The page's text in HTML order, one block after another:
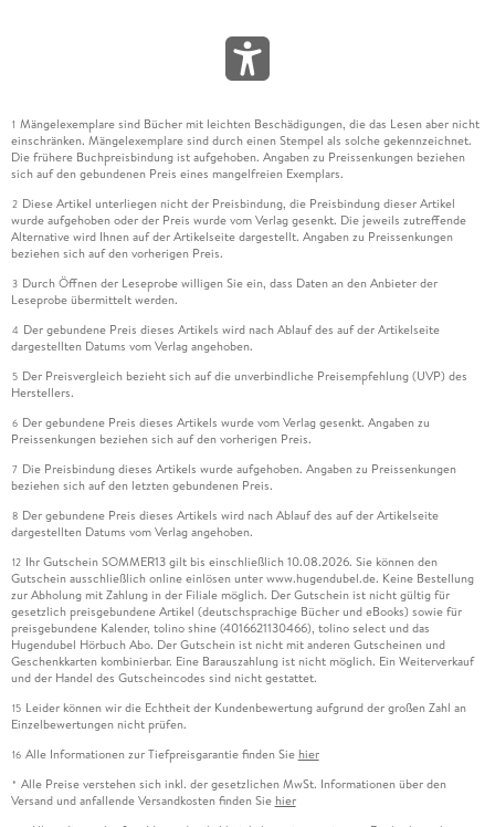
1 Mängelexemplare sind Bücher mit leichten Beschädigungen, die das Lesen aber nicht
einschränken. Mängelexemplare sind durch einen Stempel als solche gekennzeichnet.
Die frühere Buchpreisbindung ist aufgehoben. Angaben zu Preissenkungen beziehen
sich auf den gebundenen Preis eines mangelfreien Exemplars.
2 Diese Artikel unterliegen nicht der Preisbindung, die Preisbindung dieser Artikel
wurde aufgehoben oder der Preis wurde vom Verlag gesenkt. Die jeweils zutreffende
Alternative wird Ihnen auf der Artikelseite dargestellt. Angaben zu Preissenkungen
beziehen sich auf den vorherigen Preis.
3 Durch Öffnen der Leseprobe willigen Sie ein, dass Daten an den Anbieter der
Leseprobe übermittelt werden.
4 Der gebundene Preis dieses Artikels wird nach Ablauf des auf der Artikelseite
dargestellten Datums vom Verlag angehoben.
5 Der Preisvergleich bezieht sich auf die unverbindliche Preisempfehlung (UVP) des
Herstellers.
6 Der gebundene Preis dieses Artikels wurde vom Verlag gesenkt. Angaben zu
Preissenkungen beziehen sich auf den vorherigen Preis.
7 Die Preisbindung dieses Artikels wurde aufgehoben. Angaben zu Preissenkungen
beziehen sich auf den letzten gebundenen Preis.
8 Der gebundene Preis dieses Artikels wird nach Ablauf des auf der Artikelseite
dargestellten Datums vom Verlag angehoben.
12 Ihr Gutschein SOMMER13 gilt bis einschließlich 10.08.2026. Sie können den
Gutschein ausschließlich online einlösen unter www.hugendubel.de. Keine Bestellung
zur Abholung mit Zahlung in der Filiale möglich. Der Gutschein ist nicht gültig für
gesetzlich preisgebundene Artikel (deutschsprachige Bücher und eBooks) sowie für
preisgebundene Kalender, tolino shine (4016621130466), tolino select und das
Hugendubel Hörbuch Abo. Der Gutschein ist nicht mit anderen Gutscheinen und
Geschenkkarten kombinierbar. Eine Barauszahlung ist nicht möglich. Ein Weiterverkauf
und der Handel des Gutscheincodes sind nicht gestattet.
15 Leider können wir die Echtheit der Kundenbewertung aufgrund der großen Zahl an
Einzelbewertungen nicht prüfen.
16 Alle Informationen zur Tiefpreisgarantie finden Sie hier
* Alle Preise verstehen sich inkl. der gesetzlichen MwSt. Informationen über den
Versand und anfallende Versandkosten finden Sie hier